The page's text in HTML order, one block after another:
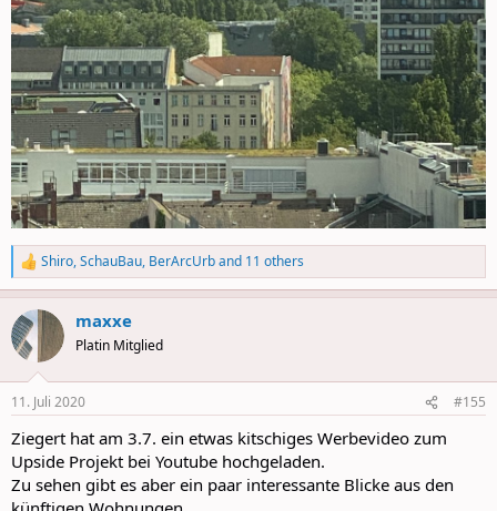
R
e
a
c
t
i
s
Shiro,SchauBau, BerArcUrband 11 others
maxxe
Platin Mitglied
11. Juli 2020 #155
Ziegert hat am 3.7. ein etwas kitschiges Werbevideo zum
Upside Projekt bei Youtube hochgeladen.
Zu sehen gibt es aber ein paar interessante Blicke aus den